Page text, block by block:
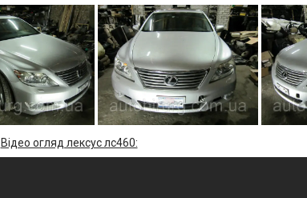
Відео огляд лексус лс460: